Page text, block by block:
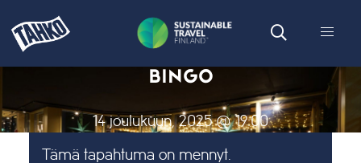
BINGO
14 joulukuun, 2025 @ 19:00
Tämä tapahtuma on mennyt.